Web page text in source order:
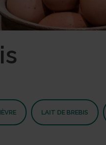
LAIT DE BREBIS